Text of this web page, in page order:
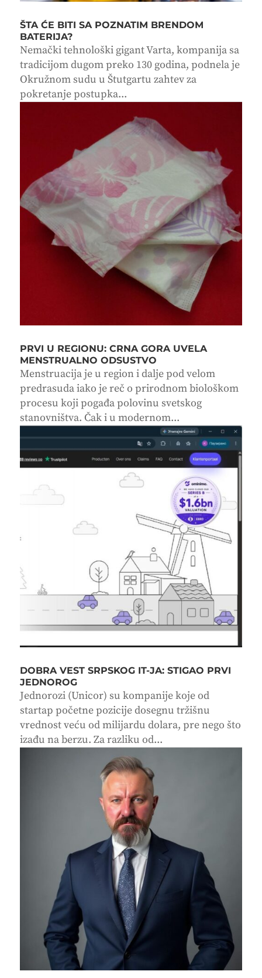
ŠTA ĆE BITI SA POZNATIM BRENDOM
BATERIJA?
Nemački tehnološki gigant Varta, kompanija sa
tradicijom dugom preko 130 godina, podnela je
Okružnom sudu u Štutgartu zahtev za
pokretanje postupka...
PRVI U REGIONU: CRNA GORA UVELA
MENSTRUALNO ODSUSTVO
Menstruacija je u region i dalje pod velom
predrasuda iako je reč o prirodnom biološkom
procesu koji pogađa polovinu svetskog
stanovništva. Čak i u modernom...
DOBRA VEST SRPSKOG IT-JA: STIGAO PRVI
JEDNOROG
Jednorozi (Unicor) su kompanije koje od
startap početne pozicije dosegnu tržišnu
vrednost veću od milijardu dolara, pre nego što
izađu na berzu. Za razliku od...